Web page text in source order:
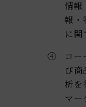
情報
報・
に関
④
コー
び商
析を
マー